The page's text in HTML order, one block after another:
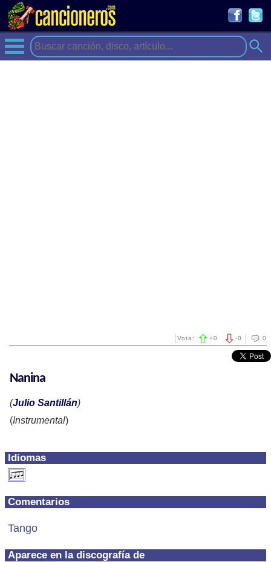
0
-0
Vota: +0
Idiomas
Comentarios
Tango
Aparece en la discografía de
Nanina
(Julio Santillán)
(Instrumental)